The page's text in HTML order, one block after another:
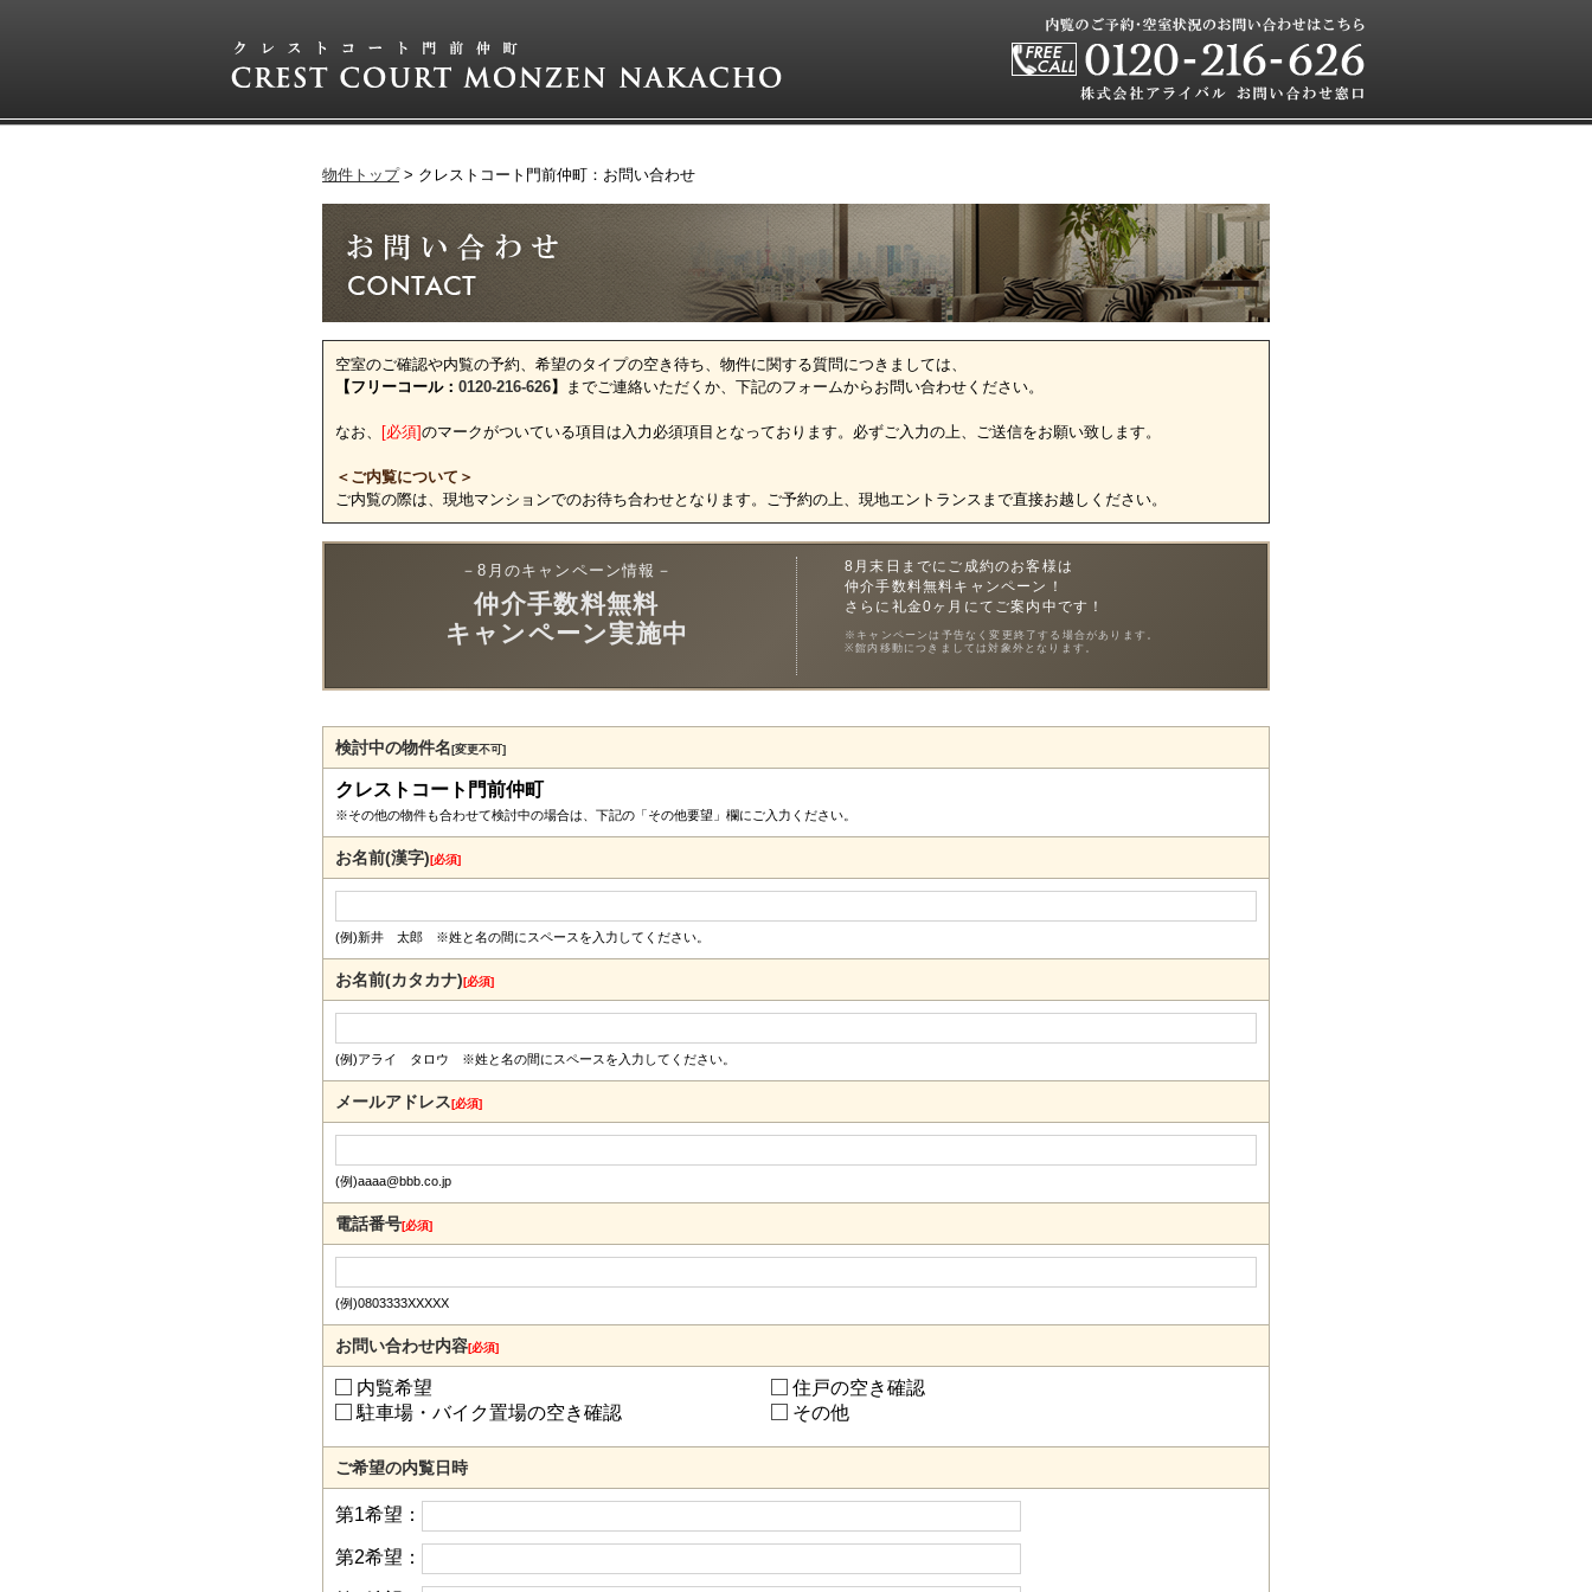
物件トップ クレストコート門前仲町：お問い合わせ
空室のご確認や内覧の予約、希望のタイプの空き待ち、物件に関する質問につきましては、
【フリーコール： 0120-216-626】 までご連絡いただくか、下記のフォームからお問い合わせください。
なお、 [必須]のマークがついている項目は入力必須項目となっております。必ずご入力の上、ご送信をお願い致します。
＜ご内覧について＞
ご内覧の際は、現地マンションでのお待ち合わせとなります。ご予約の上、現地エントランスまで直接お越しください。
－8月のキャンペーン情報－
仲介手数料無料
キャンペーン実施中
8月末日までにご成約のお客様は
仲介手数料無料キャンペーン！
さらに礼金0ヶ月にてご案内中です！
※キャンペーンは予告なく変更終了する場合があります。
※館内移動につきましては対象外となります。
検討中の物件名[変更不可]
クレストコート門前仲町
※その他の物件も合わせて検討中の場合は、下記の「その他要望」欄にご入力ください。
お名前(漢字)[必須]
(例)新井 太郎 ※姓と名の間にスペースを入力してください。
お名前(カタカナ)[必須]
(例)アライ タロウ ※姓と名の間にスペースを入力してください。
メールアドレス[必須]
(例)aaaa@bbb.co.jp
電話番号[必須]
(例)0803333XXXXX
お問い合わせ内容[必須]
内覧希望
住戸の空き確認
駐車場・バイク置場の空き確認
その他
ご希望の内覧日時
第1希望：
第2希望：